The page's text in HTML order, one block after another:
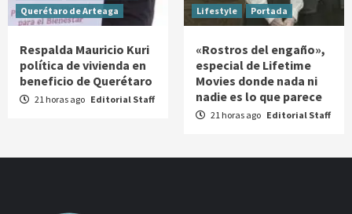
Querétaro de Arteaga
Respalda Mauricio Kuri
política de vivienda en
beneficio de Querétaro
21 horas ago Editorial Staff
Lifestyle Portada
«Rostros del engaño»,
especial de Lifetime
Movies donde nada ni
nadie es lo que parece
21 horas ago Editorial Staff